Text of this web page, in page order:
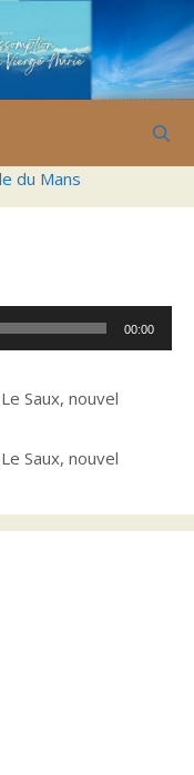
du Mans
00:00
Saux, nouvel
Saux, nouvel